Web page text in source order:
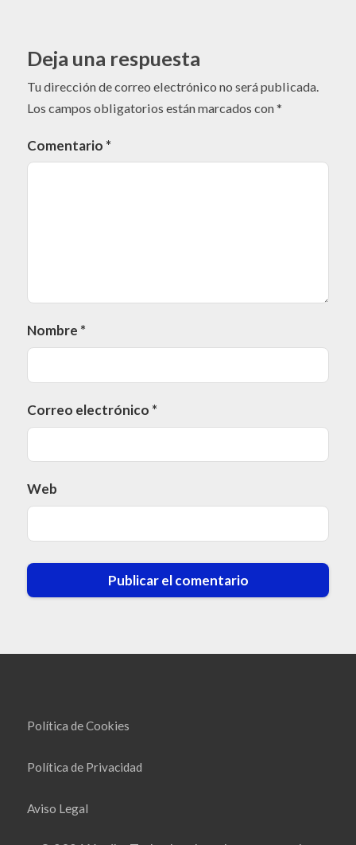
Deja una respuesta
Tu dirección de correo electrónico no será publicada.
Los campos obligatorios están marcados con*
Comentario *
Nombre *
Correo electrónico *
Web
Política de Cookies
Política de Privacidad
Aviso Legal